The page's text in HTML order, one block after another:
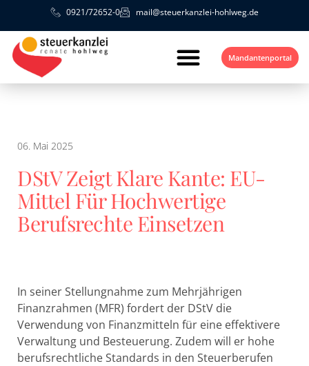
0921/72652-0 mail@steuerkanzlei-hohlweg.de
Mandantenportal
06. Mai 2025
DStV Zeigt Klare Kante: EU-
Mittel Für Hochwertige
Berufsrechte Einsetzen
In seiner Stellungnahme zum Mehrjährigen
Finanzrahmen (MFR) fordert der DStV die
Verwendung von Finanzmitteln für eine effektivere
Verwaltung und Besteuerung. Zudem will er hohe
berufsrechtliche Standards in den Steuerberufen